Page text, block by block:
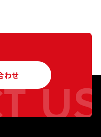
us
わせ